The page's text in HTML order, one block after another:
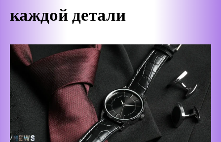
каждой детали